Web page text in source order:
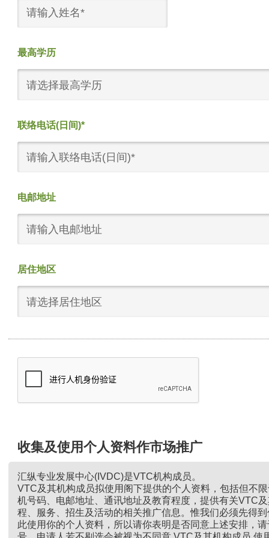
最高学历
请选择最高学历
联络电话(日间)*
电邮地址
居住地区
请选择居住地区
收集及使用个人资料作市场推广
汇纵专业发展中心(IVDC)是VTC机构成员。
VTC及其机构成员拟使用阁下提供的个人资料，包括但不
机号码、电邮地址、通讯地址及教育程度，提供有关VTC
程、服务、招生及活动的相关推广信息。惟我们必须先得
此使用你的个人资料，所以请你表明是否同意上述安排，